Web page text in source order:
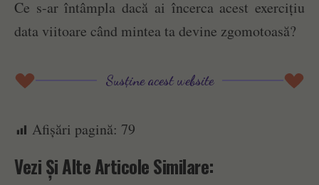
Ce s-ar întâmpla dacă ai încerca acest exercițiu
data viitoare când mintea ta devine zgomotoasă?
Susține acest website
Afișări pagină: 79
Vezi Și Alte Articole Similare: